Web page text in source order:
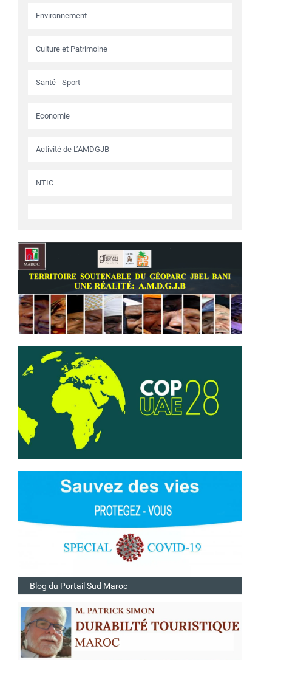
Environnement
Culture et Patrimoine
Santé - Sport
Economie
Activité de L’AMDGJB
NTIC
Blog du Portail Sud Maroc